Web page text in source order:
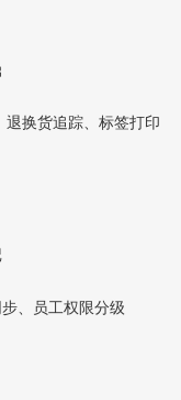
换货追踪、标签打印
、员工权限分级